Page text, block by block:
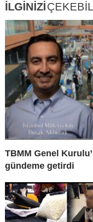
İLGİNİZİ
TBMM Genel
gündeme getirdi